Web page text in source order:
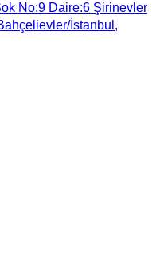
No:9 Daire:6 Şirinevler
İstanbul,